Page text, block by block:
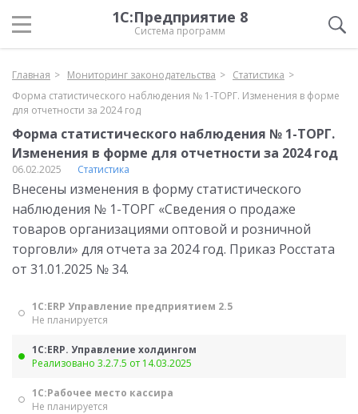
1С:Предприятие 8
Система программ
Главная Мониторинг законодательства
Статистика
Форма статистического наблюдения № 1-ТОРГ. Изменения в форме
для отчетности за 2024 год
Форма статистического наблюдения № 1-ТОРГ.
Изменения в форме для отчетности за 2024 год
06.02.2025 Статистика
Внесены изменения в форму статистического
наблюдения № 1-ТОРГ «Сведения о продаже
товаров организациями оптовой и розничной
торговли» для отчета за 2024 год. Приказ Росстата
от 31.01.2025 № 34.
1С:ERP Управление предприятием 2.5
Не планируется
1С:ERP. Управление холдингом
Реализовано 3.2.7.5 от 14.03.2025
1С:Рабочее место кассира
Не планируется